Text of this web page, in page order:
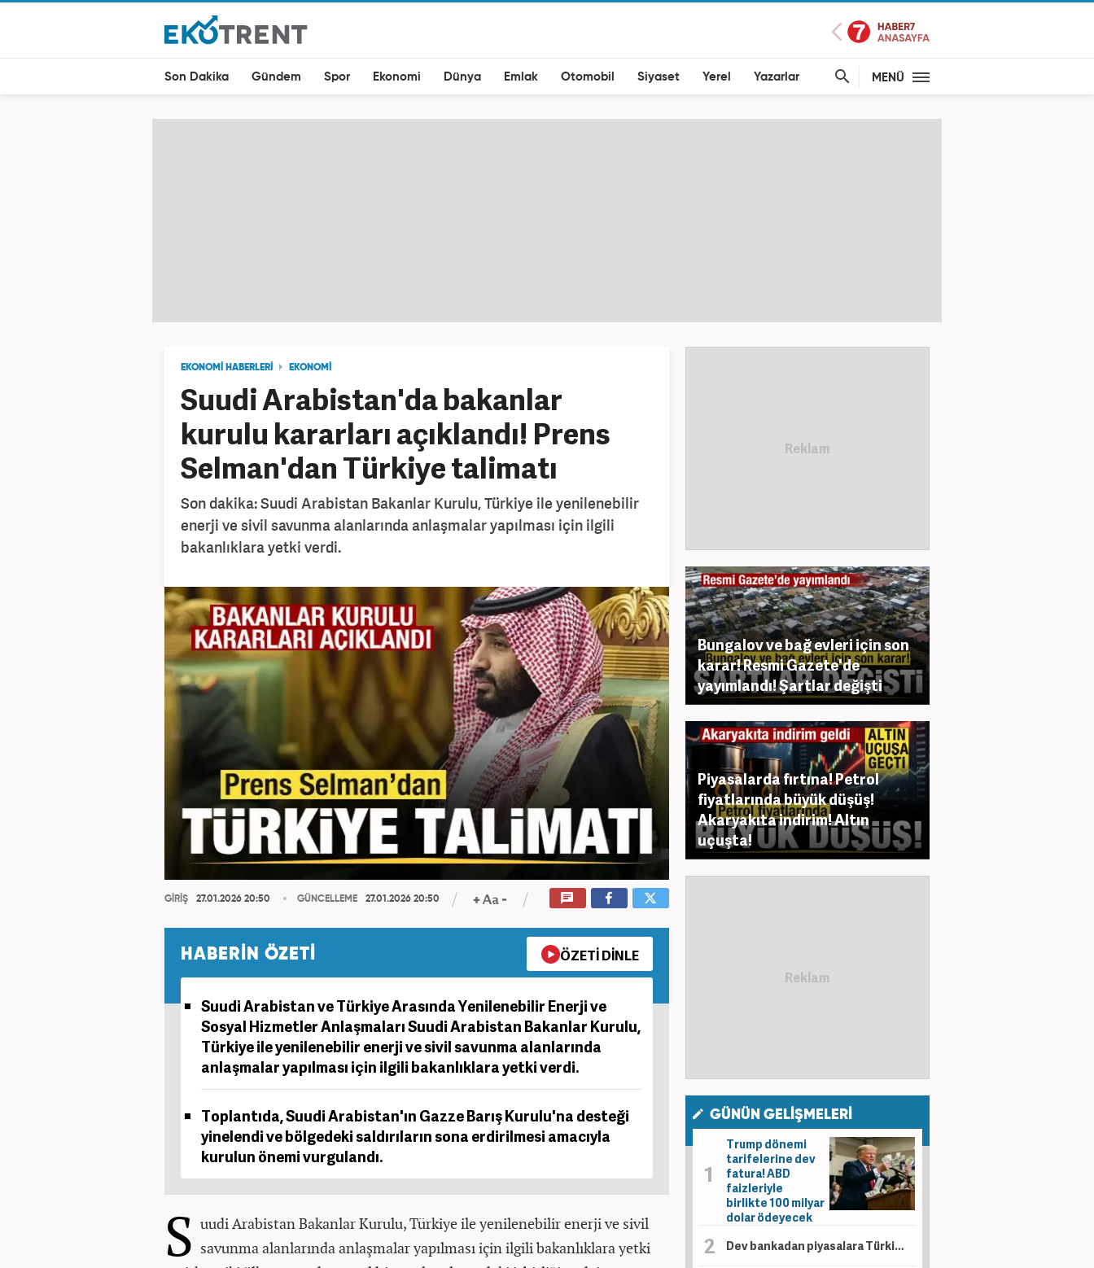
Son Dakika Gündem Spor Ekonomi Dünya Emlak Otomobil Siyaset Yerel Yazarlar MENÜ
EKONOMİ HABERLERİ EKONOMİ
Suudi Arabistan'da bakanlar
kurulu kararları açıklandı! Prens
Selman'dan Türkiye talimatı
Son dakika: Suudi Arabistan Bakanlar Kurulu, Türkiye ile yenilenebilir
enerji ve sivil savunma alanlarında anlaşmalar yapılması için ilgili
bakanlıklara yetki verdi.
GİRİŞ 27.01.2026 20:50 GÜNCELLEME 27.01.2026 20:50
HABERİN ÖZETİ ÖZETİ DİNLE
Suudi Arabistan ve Türkiye Arasında Yenilenebilir Enerji ve
Sosyal Hizmetler Anlaşmaları Suudi Arabistan Bakanlar Kurulu,
Türkiye ile yenilenebilir enerji ve sivil savunma alanlarında
anlaşmalar yapılması için ilgili bakanlıklara yetki verdi.
Toplantıda, Suudi Arabistan'ın Gazze Barış Kurulu'na desteği
yinelendi ve bölgedeki saldırıların sona erdirilmesi amacıyla
kurulun önemi vurgulandı.
S uudi Arabistan Bakanlar Kurulu, Türkiye ile yenilenebilir enerji ve sivil
savunma alanlarında anlaşmalar yapılması için ilgili bakanlıklara yetki
Bungalov ve bağ evleri için son
karar! Resmi Gazete'de
yayımlandı! Şartlar değişti
Piyasalarda fırtına! Petrol
fiyatlarında büyük düşüş!
Akaryakıta indirim! Altın
uçuşta!
GÜNÜN GELİŞMELERİ
Trump dönemi
tarifelerine dev
fatura! ABD
faizleriyle
birlikte 100 milyar
dolar ödeyecek
Dev bankadan piyasalara Türkiye mesajı: Yıl sonu faiz indirimi ve tahvil hamlesi gündemde